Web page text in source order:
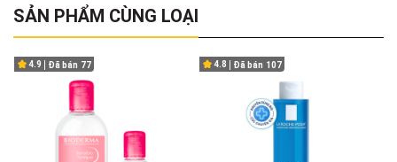
SẢN PHẨM CÙNG LOẠI
4.9 Đã bán 77 4.8 Đã bán 107